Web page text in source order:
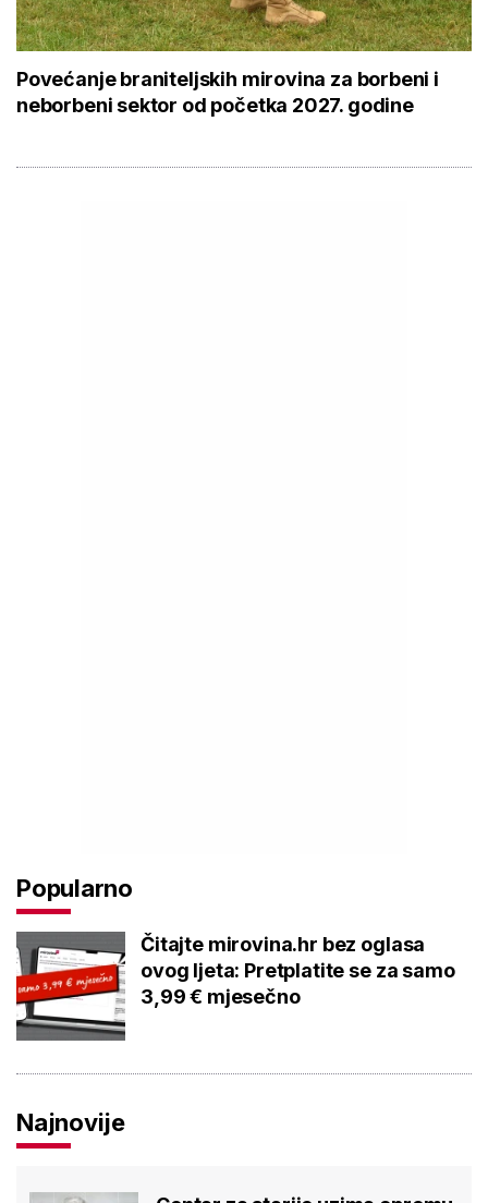
Povećanje braniteljskih mirovina za borbeni i
neborbeni sektor od početka 2027. godine
Popularno
Čitajte mirovina.hr bez oglasa
ovog ljeta: Pretplatite se za samo
3,99 € mjesečno
Najnovije